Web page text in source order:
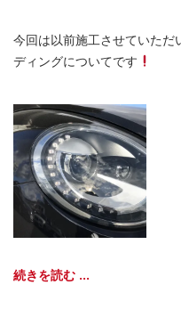
今回は以前施工させていただ
ディングについてです
続きを読む ...